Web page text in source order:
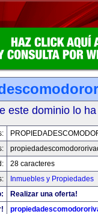
este dominio lo
28 caracteres
Inmuebles y Propiedades
Realizar una oferta!